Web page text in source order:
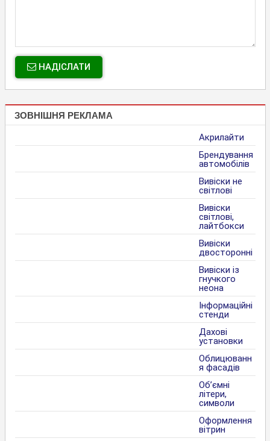
НАДІСЛАТИ
ЗОВНІШНЯ РЕКЛАМА
Акрилайти
Брендування
автомобілів
Вивіски не
світлові
Вивіски
світлові,
лайтбокси
Вивіски
двосторонні
Вивіски із
гнучкого
неона
Інформаційні
стенди
Дахові
установки
Облицюванн
я фасадів
Об’ємні
літери,
символи
Оформлення
вітрин